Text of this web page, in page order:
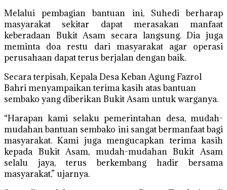
Melalui pembagian bantuan ini, Suhedi berharap
masyarakat sekitar dapat merasakan manfaat
keberadaan Bukit Asam secara langsung. Dia juga
meminta doa restu dari masyarakat agar operasi
perusahaan dapat terus berjalan dengan baik.
Secara terpisah, Kepala Desa Keban Agung Fazrol
Bahri menyampaikan terima kasih atas bantuan
sembako yang diberikan Bukit Asam untuk warganya.
“Harapan kami selaku pemerintahan desa, mudah-
mudahan bantuan sembako ini sangat bermanfaat bagi
masyarakat. Kami juga mengucapkan terima kasih
kepada Bukit Asam, mudah-mudahan Bukit Asam
selalu jaya, terus berkembang hadir bersama
masyarakat,” ujarnya.